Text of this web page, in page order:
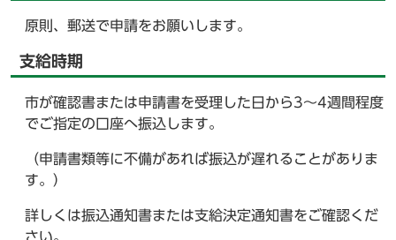
原則、郵送で申請をお願いします。
支給時期
市が確認書または申請書を受理した日から3～4週間程度
でご指定の口座へ振込します。
（申請書類等に不備があれば振込が遅れることがありま
す。）
詳しくは振込通知書または支給決定通知書をご確認くだ
さい。